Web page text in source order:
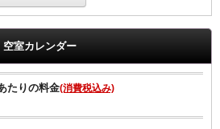
ざいませんのでごゆっくりご滞在いただ
、灰皿、タオル類交換はさせていただき
満のご利用になった場合は、通常料金で
空室カレンダー
たりの料金(消費税込み)